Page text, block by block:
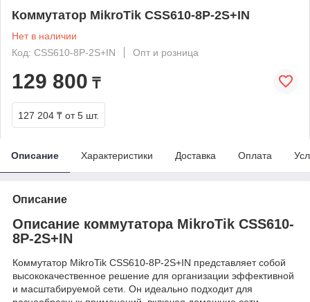
Коммутатор MikroTik CSS610-8P-2S+IN
Нет в наличии
Код: CSS610-8P-2S+IN
Опт и розница
129 800 ₸
127 204 ₸ от 5 шт.
Описание Характеристики Доставка Оплата
Описание
Описание коммутатора MikroTik CSS610-
8P-2S+IN
Коммутатор MikroTik CSS610-8P-2S+IN представляет собой
высококачественное решение для организации эффективной
и масштабируемой сети. Он идеально подходит для